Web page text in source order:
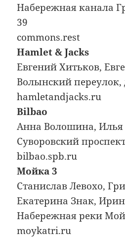
Набережная канала
39
commons.rest
Hamlet & Jacks
Евгений Хитьков,
Волынский переулок,
hamletandjacks.ru
Bilbao
Анна Волошина, Илья
Суворовский
bilbao.spb.ru
Мойка 3
Станислав Левохо,
Екатерина Знак,
Набережная реки
moykatri.ru